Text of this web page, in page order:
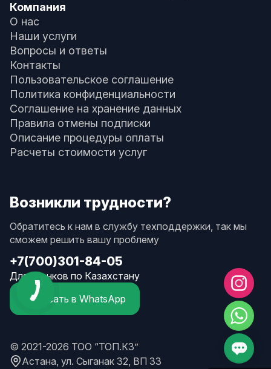
Компания
О нас
Наши услуги
Вопросы и ответы
Контакты
Пользовательское соглашение
Политика конфиденциальности
Соглашение на хранение данных
Правила отмены подписки
Описание процедуры оплаты
Расчеты стоимости услуг
Возникли трудности?
Обратитесь к нам в службу техподдержки, так мы
сможем решить вашу проблему
+7(700)301-84-05
Для звонков по Казахстану
Написать в WhatsApp
© 2021-2026 ТОО “ТОП.КЗ”
Астана, ул. Сыганак 32, ВП 33